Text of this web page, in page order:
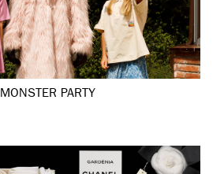
MONSTER PARTY